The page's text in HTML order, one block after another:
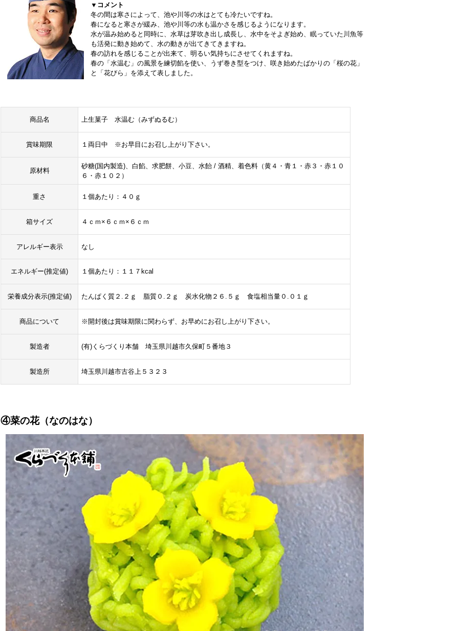
▼コメント
冬の間は寒さによって、池や川等の水はとても冷たいですね。
春になると寒さが緩み、池や川等の水も温かさを感じるようになります。
水が温み始めると同時に、水草は芽吹き出し成長し、水中をそよぎ始め、眠っていた川魚等
も活発に動き始めて、水の動きが出てきてきますね。
春の訪れを感じることが出来て、明るい気持ちにさせてくれますね。
春の「水温む」の風景を練切餡を使い、うず巻き型をつけ、咲き始めたばかりの「桜の花」
と「花びら」を添えて表しました。
商品名 上生菓子 水温む（みずぬるむ）
賞味期限 １両日中 ※お早目にお召し上がり下さい。
原材料
砂糖(国内製造)、白餡、求肥餅、小豆、水飴 / 酒精、着色料（黄４・青１・赤３・赤１０
６・赤１０２）
重さ １個あたり：４０ｇ
箱サイズ ４ｃｍ×６ｃｍ×６ｃｍ
アレルギー表示 なし
エネルギー(推定値) １個あたり：１１７kcal
栄養成分表示(推定値) たんぱく質２.２ｇ 脂質０.２ｇ 炭水化物２６.５ｇ 食塩相当量０.０１ｇ
商品について ※開封後は賞味期限に関わらず、お早めにお召し上がり下さい。
製造者 (有)くらづくり本舗 埼玉県川越市久保町５番地３
製造所 埼玉県川越市古谷上５３２３
④菜の花（なのはな）